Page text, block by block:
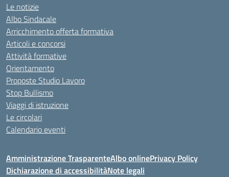
Le notizie
Albo Sindacale
Arricchimento offerta formativa
Articoli e concorsi
Attività formative
Orientamento
Proposte Studio Lavoro
Stop Bullismo
Viaggi di istruzione
Le circolari
Calendario eventi
Amministrazione TrasparenteAlbo onlinePrivacy Policy
Dichiarazione di accessibilitàNote legali